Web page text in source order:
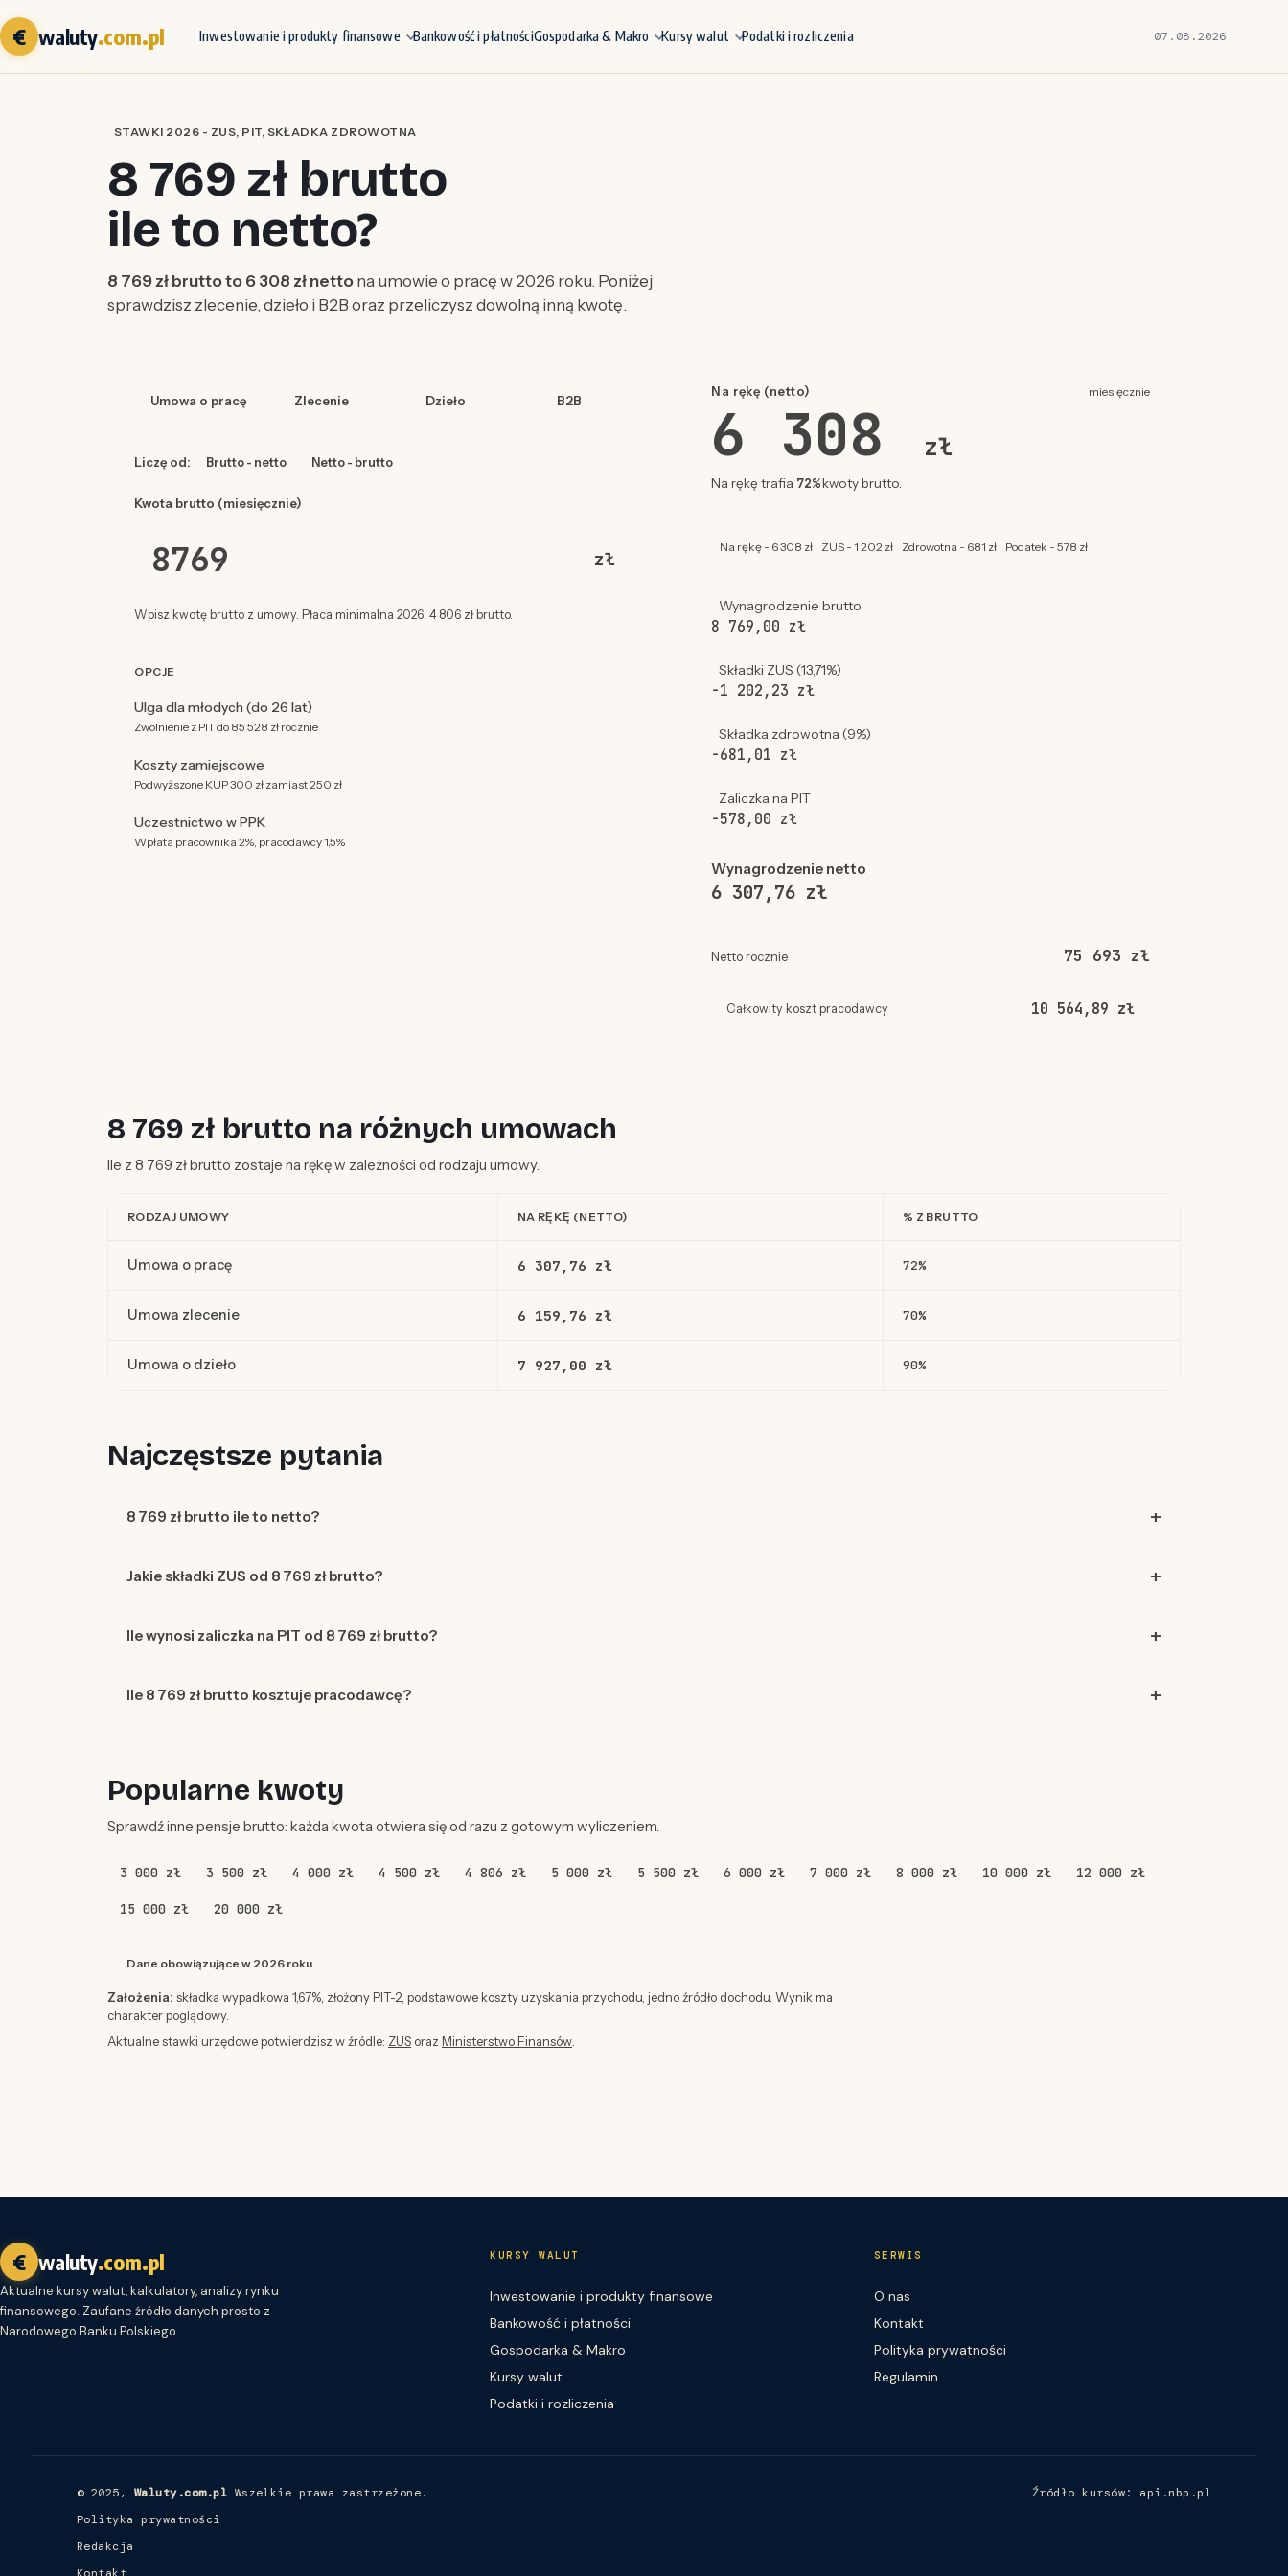
€ waluty.com.pl Inwestowanie i produkty finansowe Bankowość i płatnościGospodarka & Makro Kursy walut Podatki i rozliczenia 07.08.2026
STAWKI 2026 - ZUS, PIT, SKŁADKA ZDROWOTNA
8 769 zł brutto
ile to netto?
8 769 zł brutto to 6 308 zł netto na umowie o pracę w 2026 roku. Poniżej
sprawdzisz zlecenie, dzieło i B2B oraz przeliczysz dowolną inną kwotę.
Umowa o pracę Zlecenie Dzieło B2B
Liczę od: Brutto - netto Netto - brutto
Kwota brutto (miesięcznie)
zł
Wpisz kwotę brutto z umowy. Płaca minimalna 2026: 4 806 zł brutto.
OPCJE
Ulga dla młodych (do 26 lat)
Zwolnienie z PIT do 85 528 zł rocznie
Koszty zamiejscowe
Podwyższone KUP 300 zł zamiast 250 zł
Uczestnictwo w PPK
Wpłata pracownika 2%, pracodawcy 1,5%
Na rękę (netto) miesięcznie
6 308 zł
Na rękę trafia 72%kwoty brutto.
Na rękę - 6 308 zł ZUS - 1 202 zł Zdrowotna - 681 zł Podatek - 578 zł
Wynagrodzenie brutto
8 769,00 zł
Składki ZUS (13,71%)
-1 202,23 zł
Składka zdrowotna (9%)
-681,01 zł
Zaliczka na PIT
-578,00 zł
Wynagrodzenie netto
6 307,76 zł
Netto rocznie 75 693 zł
Całkowity koszt pracodawcy 10 564,89 zł
8 769 zł brutto na różnych umowach
Ile z 8 769 zł brutto zostaje na rękę w zależności od rodzaju umowy.
RODZAJ UMOWY NA RĘKĘ (NETTO) % Z BRUTTO
Umowa o pracę 6 307,76 zł 72%
Umowa zlecenie 6 159,76 zł 70%
Umowa o dzieło 7 927,00 zł 90%
Najczęstsze pytania
8 769 zł brutto ile to netto?
Jakie składki ZUS od 8 769 zł brutto?
Ile wynosi zaliczka na PIT od 8 769 zł brutto?
Ile 8 769 zł brutto kosztuje pracodawcę?
Popularne kwoty
Sprawdź inne pensje brutto: każda kwota otwiera się od razu z gotowym wyliczeniem.
3 000 zł 3 500 zł 4 000 zł 4 500 zł 4 806 zł 5 000 zł 5 500 zł 6 000 zł 7 000 zł 8 000 zł 10 000 zł 12 000 zł
15 000 zł 20 000 zł
Dane obowiązujące w 2026 roku
Założenia: składka wypadkowa 1,67%, złożony PIT-2, podstawowe koszty uzyskania przychodu, jedno źródło dochodu. Wynik ma
charakter poglądowy.
Aktualne stawki urzędowe potwierdzisz w źródle: ZUS oraz Ministerstwo Finansów
€ waluty.com.pl
Aktualne kursy walut, kalkulatory, analizy rynku
finansowego. Zaufane źródło danych prosto z
Narodowego Banku Polskiego.
KURSY WALUT
Inwestowanie i produkty finansowe
Bankowość i płatności
Gospodarka & Makro
Kursy walut
Podatki i rozliczenia
SERWIS
O nas
Kontakt
Polityka prywatności
Regulamin
© 2025, Waluty.com.pl Wszelkie prawa zastrzeżone.
Polityka prywatności
Redakcja
Źródło kursów: api.nbp.pl